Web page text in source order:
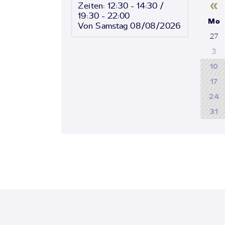
Zeiten: 12:30 - 14:30 /
19:30 - 22:00
Von Samstag 08/08/2026
«
Mo
27
3
10
17
24
31